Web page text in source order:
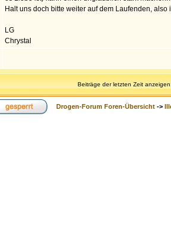
Halt uns doch bitte weiter auf dem Laufenden, also
LG
Chrystal
Beiträge der letzten Zeit
Drogen-Forum Foren-Übersicht ->